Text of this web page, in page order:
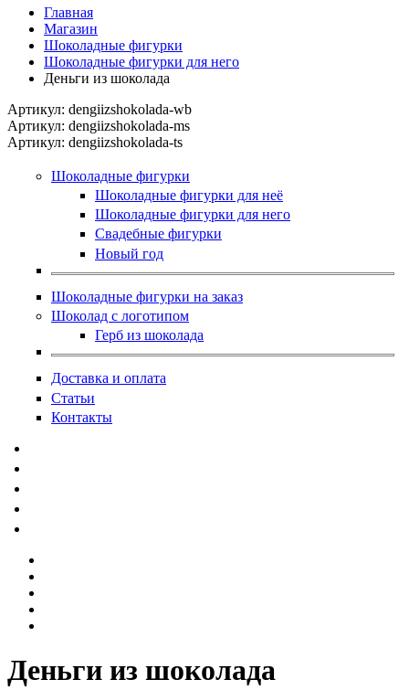
Главная
Магазин
Шоколадные фигурки
Шоколадные фигурки для него
Деньги из шоколада
Артикул: dengiizshokolada-wb
Артикул: dengiizshokolada-ms
Артикул: dengiizshokolada-ts
Шоколадные фигурки
Шоколадные фигурки для неё
Шоколадные фигурки для него
Свадебные фигурки
Новый год
Шоколадные фигурки на заказ
Шоколад с логотипом
Герб из шоколада
Доставка и оплата
Статьи
Контакты
Деньги из шоколада